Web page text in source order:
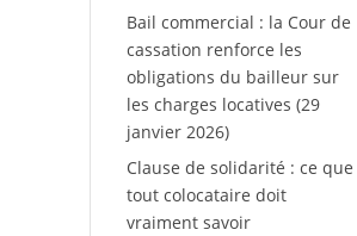
Bail commercial : la Cour de
cassation renforce les
obligations du bailleur sur
les charges locatives (29
janvier 2026)
Clause de solidarité : ce que
tout colocataire doit
vraiment savoir